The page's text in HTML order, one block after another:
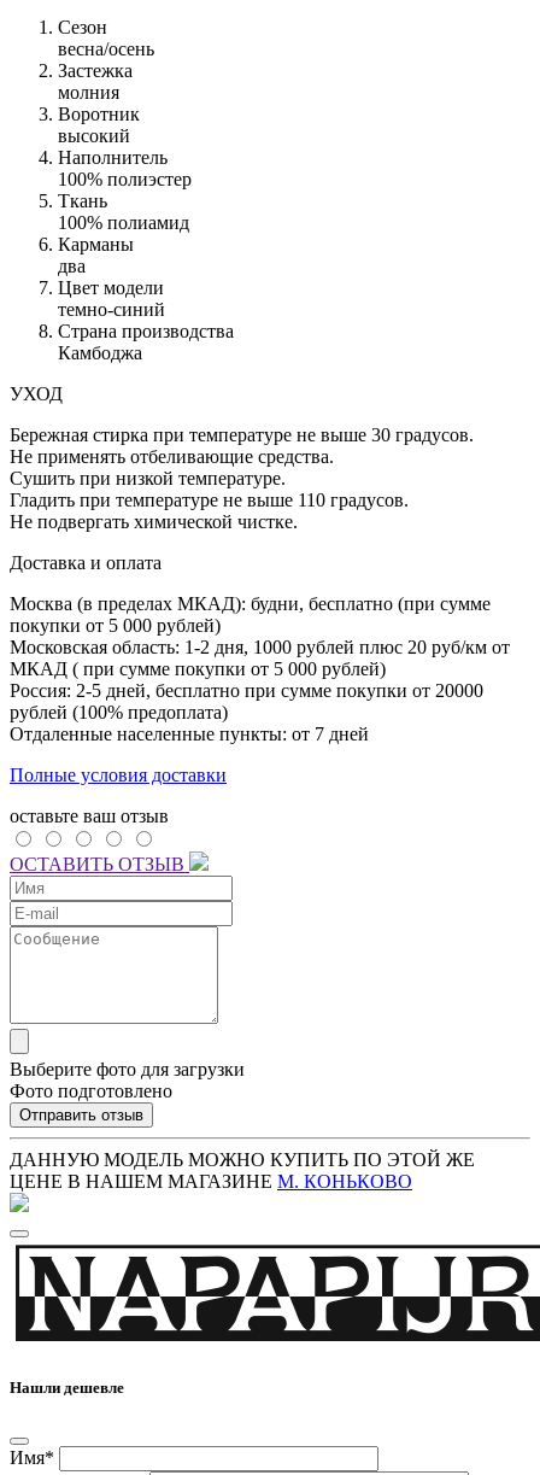
Сезон
весна/осень
Застежка
молния
Воротник
высокий
Наполнитель
100% полиэстер
Ткань
100% полиамид
Карманы
два
Цвет модели
темно-синий
Страна производства
Камбоджа
УХОД
Бережная стирка при температуре не выше 30 градусов.
Не применять отбеливающие средства.
Сушить при низкой температуре.
Гладить при температуре не выше 110 градусов.
Не подвергать химической чистке.
Доставка и оплата
Москва (в пределах МКАД): будни, бесплатно (при сумме
покупки от 5 000 рублей)
Московская область: 1-2 дня, 1000 рублей плюс 20 руб/км от
МКАД ( при сумме покупки от 5 000 рублей)
Россия: 2-5 дней, бесплатно при сумме покупки от 20000
рублей (100% предоплата)
Отдаленные населенные пункты: от 7 дней
Полные условия доставки
оставьте ваш отзыв
ОСТАВИТЬ ОТЗЫВ
Выберите фото для загрузки
Фото подготовлено
Отправить отзыв
ДАННУЮ МОДЕЛЬ МОЖНО КУПИТЬ ПО ЭТОЙ ЖЕ
ЦЕНЕ В НАШЕМ МАГАЗИНЕ М. КОНЬКОВО
Нашли дешевле
Имя*